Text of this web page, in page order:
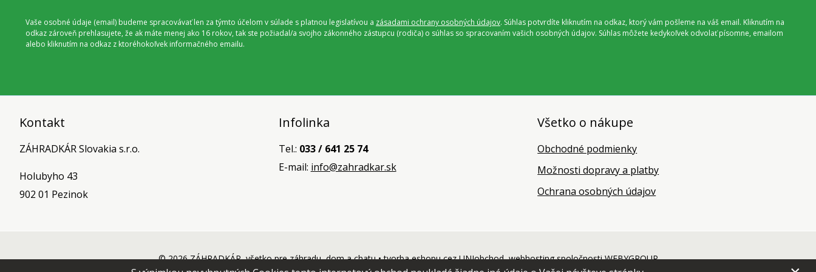
Vaše osobné údaje (email) budeme spracovávať len za týmto účelom v súlade s platnou legislatívou a zásadami ochrany osobných údajov. Súhlas potvrdíte kliknutím na odkaz, ktorý vám pošleme na váš email. Kliknutím na
odkaz zároveň prehlasujete, že ak máte menej ako 16 rokov, tak ste požiadal/a svojho zákonného zástupcu (rodiča) o súhlas so spracovaním vašich osobných údajov. Súhlas môžete kedykoľvek odvolať písomne, emailom
alebo kliknutím na odkaz z ktoréhokoľvek informačného emailu.
Kontakt
ZÁHRADKÁR Slovakia s.r.o.
Holubyho 43
902 01 Pezinok
Infolinka
Tel.: 033 / 641 25 74
E-mail: info@zahradkar.sk
Všetko o nákupe
Obchodné podmienky
Možnosti dopravy a platby
Ochrana osobných údajov
© 2026 ZÁHRADKÁR, všetko pre záhradu, dom a chatu •tvorba eshopu cez UNIobchod,webhostingspoločnostiWEBYGROUP